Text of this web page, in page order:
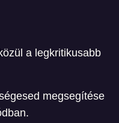
a legkritikusabb
megsegítése